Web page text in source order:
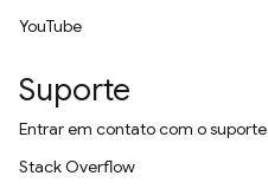
YouTube
Suporte
Entrar em contato com o suporte
Stack Overflow